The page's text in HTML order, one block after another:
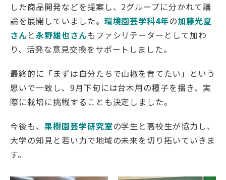
した商品開発などを提案し、2グループに分かれて議
論を展開していました。 環境園芸学科4年の加藤光夏
さんと永野雄也さんもファシリテーターとして加わ
り、活発な意見交換をサポートしました。
最終的に「まずは自分たちで山椒を育てたい」という
思いで一致し、9月下旬には台木用の種子を播き、実
際に栽培に挑戦することも決定しました。
今後も、 果樹園芸学研究室の学生と高校生が協力し、
大学の知見と若い力で地域の未来を切り拓いていきま
す。